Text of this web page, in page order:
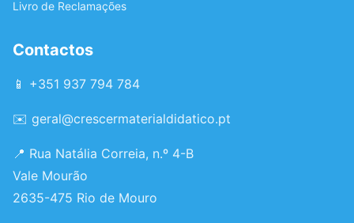
Livro de Reclamações
Contactos
📱 +351 937 794 784
✉️ geral@crescermaterialdidatico.pt
📍 Rua Natália Correia, n.º 4-B
Vale Mourão
2635-475 Rio de Mouro